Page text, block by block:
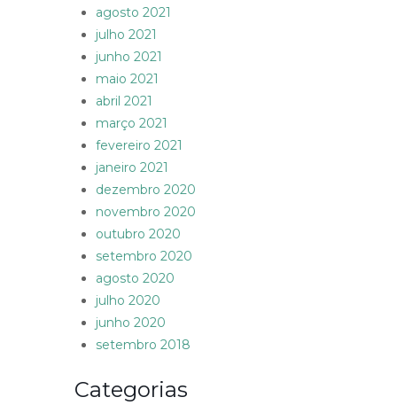
agosto 2021
julho 2021
junho 2021
maio 2021
abril 2021
março 2021
fevereiro 2021
janeiro 2021
dezembro 2020
novembro 2020
outubro 2020
setembro 2020
agosto 2020
julho 2020
junho 2020
setembro 2018
Categorias